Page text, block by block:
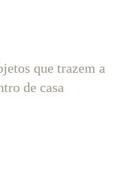
que trazem a
de casa